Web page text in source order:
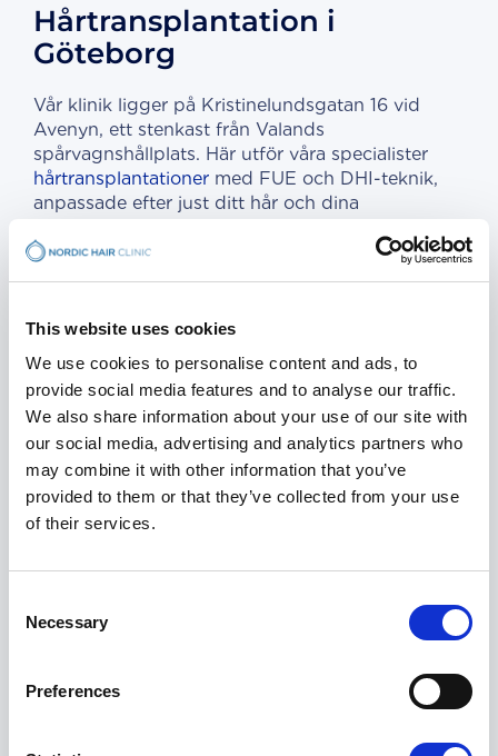
This website uses cookies
We use cookies to personalise content and ads, to
provide social media features and to analyse our traffic.
We also share information about your use of our site with
our social media, advertising and analytics partners who
may combine it with other information that you’ve
provided to them or that they’ve collected from your use
of their services.
Selection
Necessary
Preferences
Hårtransplantation i
Göteborg
Vår klinik ligger på Kristinelundsgatan 16 vid
Avenyn, ett stenkast från Valands
spårvagnshållplats. Här utför våra specialister
hårtransplantationer med FUE och DHI-teknik,
anpassade efter just ditt hår och dina
kostnadsfri konsultation där vi undersöker din
hårlinje och ditt donationsområde och går
resultatet. Vi är alltid ärliga och avråder om vi
ingår i upp till 12 månader efter behandlingen.
PRP-behandling i Göteborg
vill bromsa håravfall och stärka hårsäckarna utan
blodplasma från ditt eget blod och injiceras i
hårtätheten. På vår klinik vid Avenyn i Göteborg
utförs varje behandling av erfarna specialister med
PRP-behandling pris Göteborg
beror på vilket